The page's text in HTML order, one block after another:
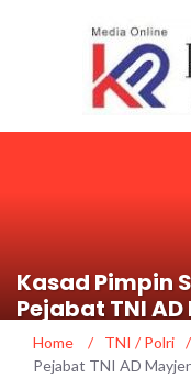
Kasad Pimpin
Pejabat TNI
Fachruddin
Home / TNI / Polri /
Pejabat TNI AD